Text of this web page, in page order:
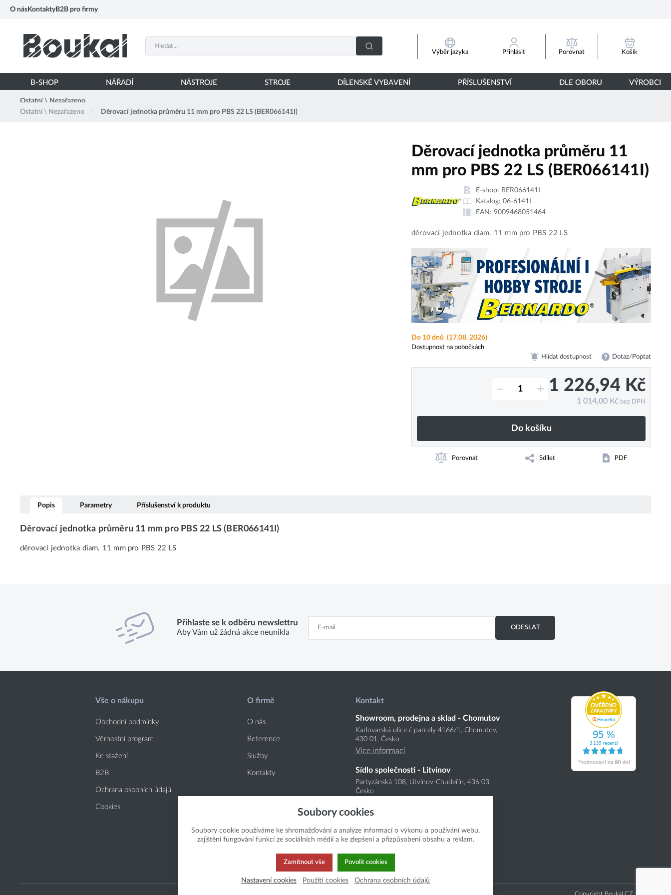
O nás Kontakty B2B pro firmy
Výběr jazyka Přihlásit Porovnat Košík
B-SHOP NÁŘADÍ NÁSTROJE STROJE DÍLENSKÉ VYBAVENÍ PŘÍSLUŠENSTVÍ DLE OBORU VÝROBCI
Ostatní \ Nezařazeno
Ostatní \ Nezařazeno
Děrovací jednotka průměru 11 mm pro PBS 22 LS (BER066141I)
Děrovací jednotka průměru 11
mm pro PBS 22 LS (BER066141I)
E-shop: BER066141I
Katalog: 06-6141I
EAN: 9009468051464
děrovací jednotka diam. 11 mm pro PBS 22 LS
Do 10 dnů (17.08. 2026)
Dostupnost na pobočkách
Hlídat dostupnost Dotaz/Poptat
– + 1 226,94 Kč
1 014,00 Kč bez DPH
Do košíku
Porovnat Sdílet PDF
Popis Parametry Příslušenství k produktu
Děrovací jednotka průměru 11 mm pro PBS 22 LS (BER066141I)
děrovací jednotka diam. 11 mm pro PBS 22 LS
Přihlaste se k odběru newslettru
Aby Vám už žádná akce neunikla
ODESLAT
Vše o nákupu
Obchodní podmínky
Věrnostní program
Ke stažení
B2B
Ochrana osobních údajů
Cookies
O firmě
O nás
Reference
Služby
Kontakty
Kontakt
Showroom, prodejna a sklad - Chomutov
Karlovarská ulice č.parcely 4166/1, Chomutov,
430 01, Česko
Více informací
Sídlo společnosti - Litvínov
Partyzánská 108, Litvínov-Chudeřín, 436 03,
Česko
Soubory cookies
Soubory cookie používáme ke shromažďování a analýze informací o výkonu a používání webu,
zajištění fungování funkcí ze sociálních médií a ke zlepšení a přizpůsobení obsahu a reklam.
Zamítnout vše Povolit cookies
Nastavení cookies Použití cookies Ochrana osobních údajů